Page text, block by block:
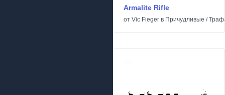
Armalite Rifle
от Vic Fieger в Причудливые /